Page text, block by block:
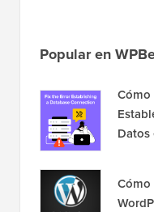
Popular en
Cómo
Datos